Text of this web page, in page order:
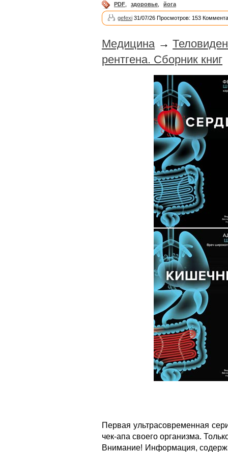
PDF здоровье йога
gefexi 31/07/26 Просмотров: 153
Медицина →
рентгена. Сборник книг
Первая ультрасовременная
чек-апа своего организма.
Внимание! Информация,